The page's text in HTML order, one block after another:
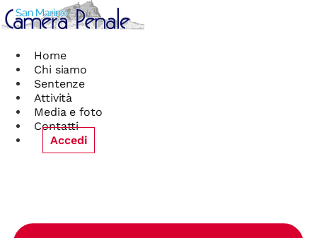
Vai
al
contenuto
Home
Chi siamo
Sentenze
Attività
Media e foto
Contatti
Accedi